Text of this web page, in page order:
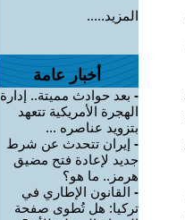
المزيد.....
أخبار عامة
- بعد حوادث مميتة.. إدارة
الهجرة الأمريكية تتعهد
بتزويد عناصره ...
- إيران تتحدث عن شرط
جديد لإعادة فتح مضيق
هرمز.. ما هو؟
- القانون الإطاري في
تركيا: هل تُطوى صفحة